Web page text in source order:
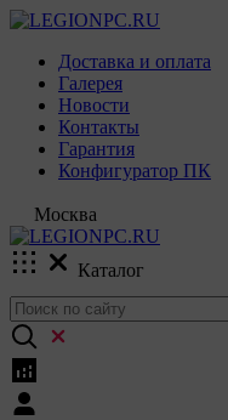
Доставка и оплата
Галерея
Новости
Контакты
Гарантия
Конфигуратор ПК
Москва
Каталог